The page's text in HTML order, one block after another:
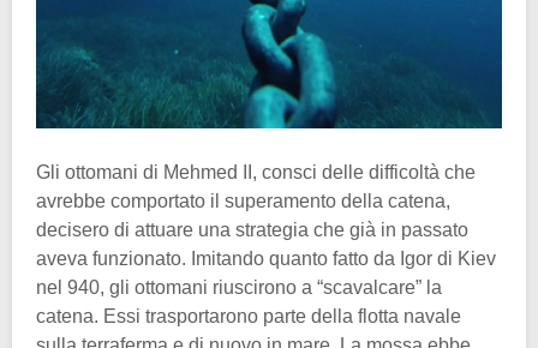
Gli ottomani di Mehmed II, consci delle difficoltà che
avrebbe comportato il superamento della catena,
decisero di attuare una strategia che già in passato
aveva funzionato. Imitando quanto fatto da Igor di Kiev
nel 940, gli ottomani riuscirono a “scavalcare” la
catena. Essi trasportarono parte della flotta navale